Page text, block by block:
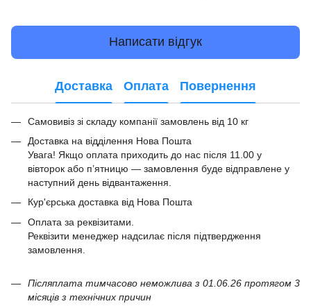
Написати відгук
Доставка Оплата Повернення
Самовивіз зі складу компанії замовлень від 10 кг
Доставка на відділення Нова Пошта
Увага! Якщо оплата приходить до нас після 11.00 у
вівторок або п’ятницю — замовлення буде відправлене у
наступний день відвантаження.
Кур'єрська доставка від Нова Пошта
Оплата за реквізитами.
Реквізити менеджер надсилає після підтвердження
замовлення.
Післяплата тимчасово неможлива з 01.06.26 протягом 3
місяців з технічних причин